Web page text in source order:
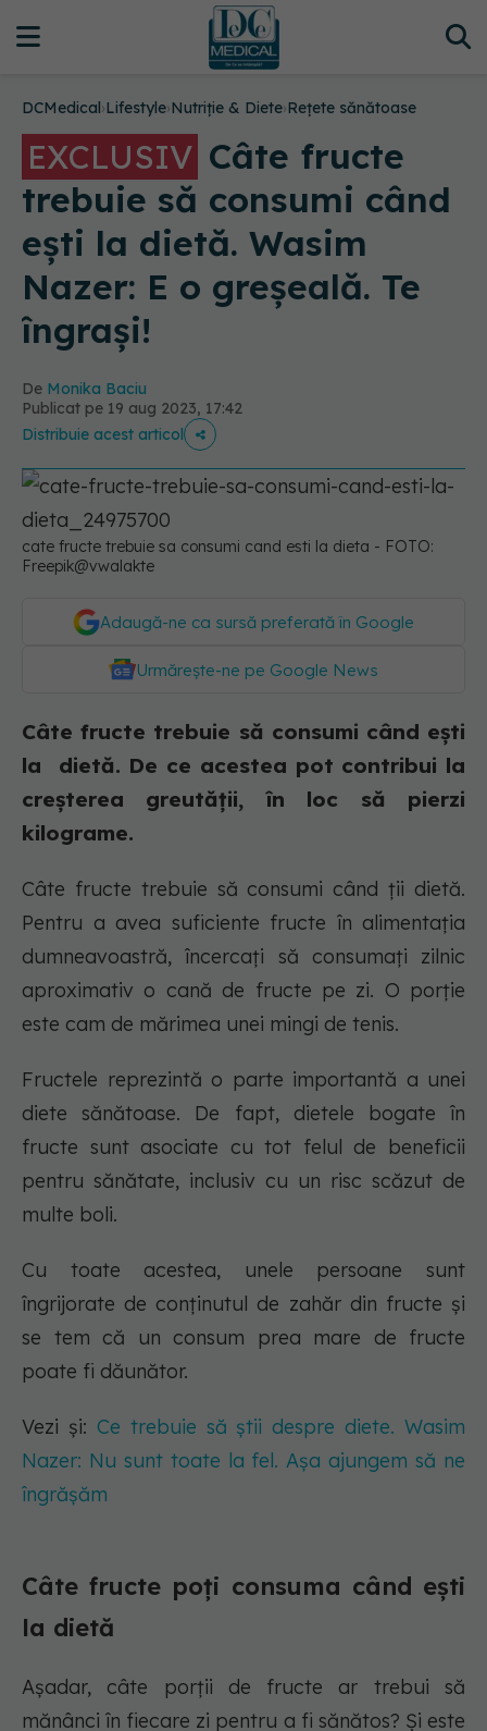
DCMedical›Lifestyle›Nutriție & Diete›Rețete sănătoase
EXCLUSIV Câte fructe
trebuie să consumi când
ești la dietă. Wasim
Nazer: E o greșeală. Te
îngrași!
De Monika Baciu
Publicat pe 19 aug 2023, 17:42
Distribuie acest articol
cate fructe trebuie sa consumi cand esti la dieta - FOTO:
Freepik@vwalakte
Adaugă-ne ca sursă preferată în Google
Urmărește-ne pe Google News
Câte fructe trebuie să consumi când ești
la dietă. De ce acestea pot contribui la
creșterea greutății, în loc să pierzi
kilograme.
Câte fructe trebuie să consumi când ții dietă.
Pentru a avea suficiente fructe în alimentația
dumneavoastră, încercați să consumați zilnic
aproximativ o cană de fructe pe zi. O porție
este cam de mărimea unei mingi de tenis.
Fructele reprezintă o parte importantă a unei
diete sănătoase. De fapt, dietele bogate în
fructe sunt asociate cu tot felul de beneficii
pentru sănătate, inclusiv cu un risc scăzut de
multe boli.
Cu toate acestea, unele persoane sunt
îngrijorate de conținutul de zahăr din fructe și
se tem că un consum prea mare de fructe
poate fi dăunător.
Vezi și: Ce trebuie să știi despre diete. Wasim
Nazer: Nu sunt toate la fel. Așa ajungem să ne
îngrășăm
Câte fructe poți consuma când ești
la dietă
Așadar, câte porții de fructe ar trebui să
mănânci în fiecare zi pentru a fi sănătos? Și este